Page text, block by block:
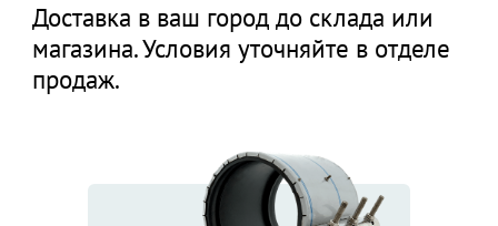
Доставка в ваш город до склада или
магазина. Условия уточняйте в отделе
продаж.